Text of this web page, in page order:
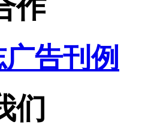
作
告刊例
们